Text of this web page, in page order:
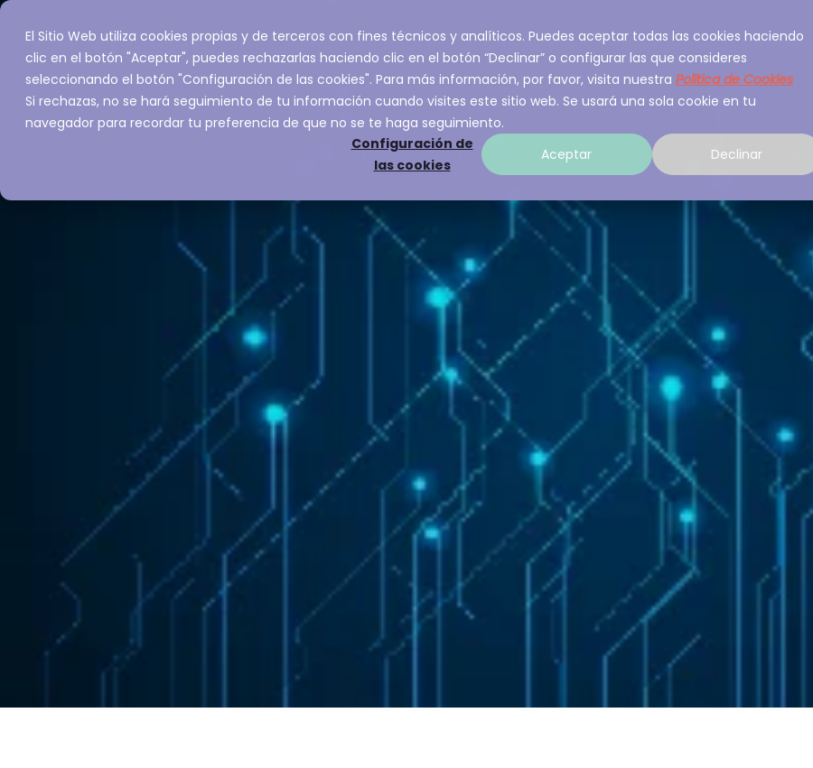
El Sitio Web utiliza cookies propias y de terceros con fines técnicos y analíticos. Puedes aceptar todas las cookies haciendo
clic en el botón "Aceptar", puedes rechazarlas haciendo clic en el botón “Declinar” o configurar las que consideres
seleccionando el botón "Configuración de las cookies". Para más información, por favor, visita nuestra Política de Cookies
Si rechazas, no se hará seguimiento de tu información cuando visites este sitio web. Se usará una sola cookie en tu
navegador para recordar tu preferencia de que no se te haga seguimiento.
Configuración de
las cookies
Aceptar Declinar
Inicio Servicios Sobre A3Sec Experiencia Recursos